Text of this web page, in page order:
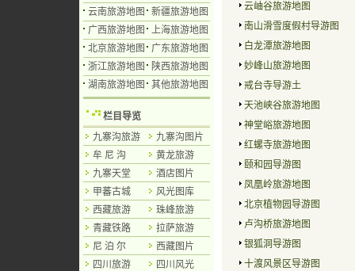
云岫谷旅游地图
南山滑雪度假村导游图
白龙潭旅游地图
妙峰山旅游地图
戒台寺导游土
天池峡谷旅游地图
神堂峪旅游地图
红螺寺旅游地图
颐和园导游图
凤凰岭旅游地图
北京植物园导游图
卢沟桥旅游地图
银狐洞导游图
十渡风景区导游图
云南旅游地图
新疆旅游地图
广西旅游地图
上海旅游地图
北京旅游地图
广东旅游地图
浙江旅游地图
陕西旅游地图
湖南旅游地图
其他旅游地图
栏目导览
九寨沟旅游
九寨沟图片
牟 尼 沟
黄龙旅游
九寨天堂
酒店图片
甲蕃古城
风光图库
西藏旅游
珠峰旅游
青藏铁路
拉萨旅游
尼 泊 尔
西藏图片
四川旅游
四川风光